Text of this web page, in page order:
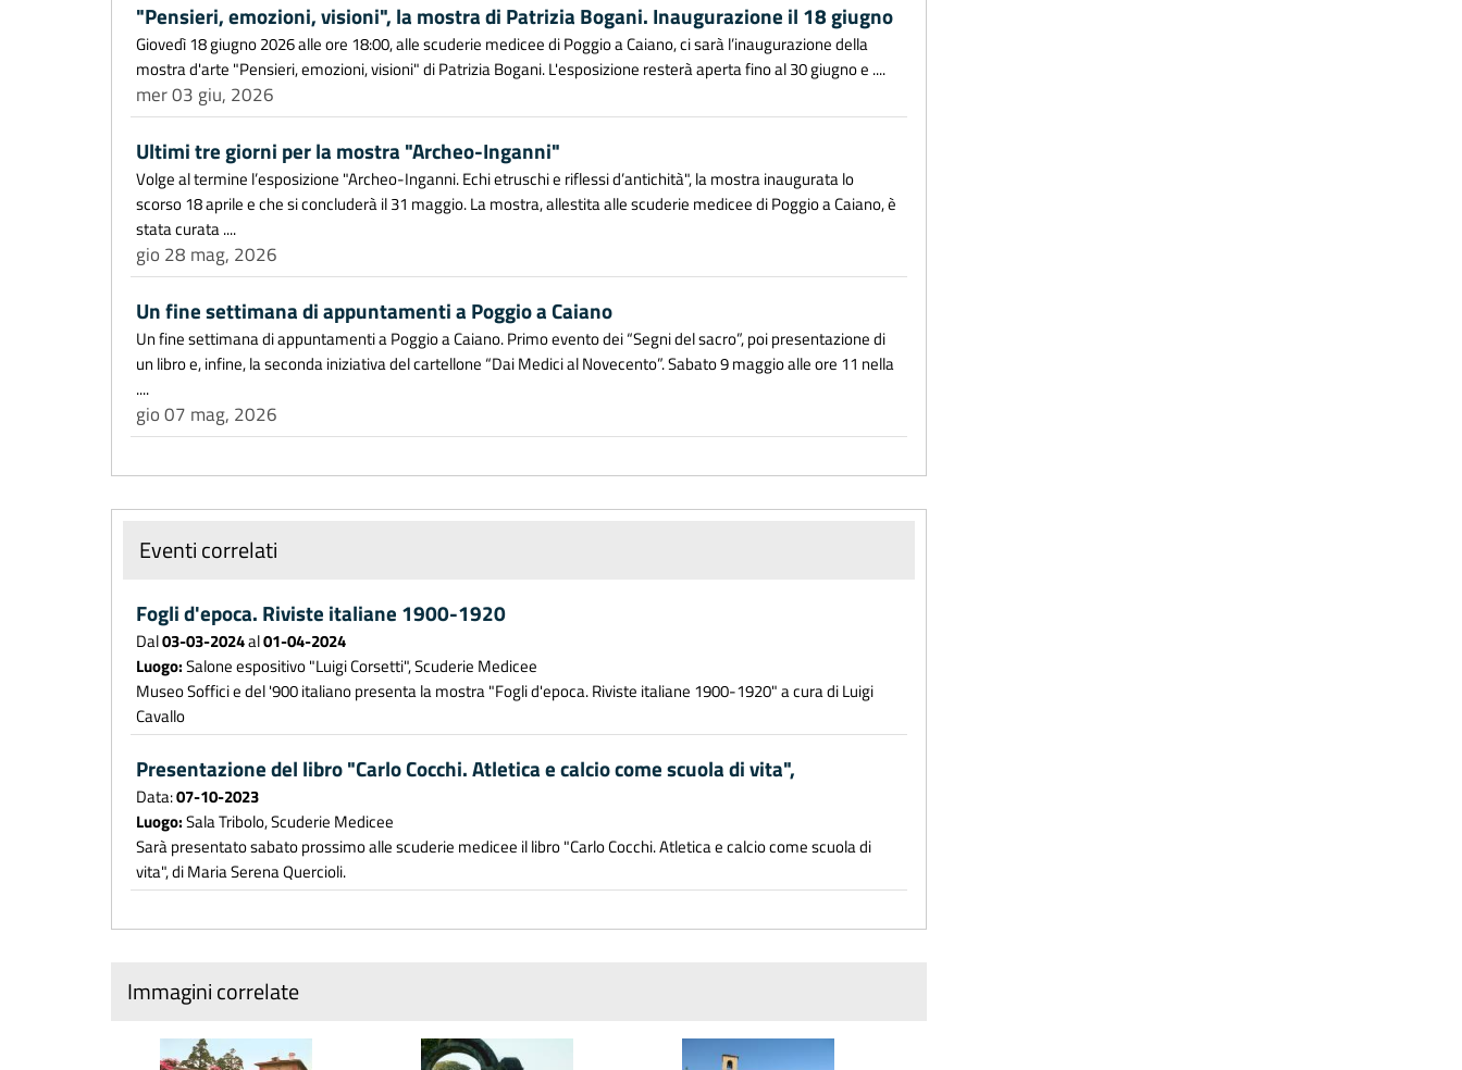
"Pensieri, emozioni, visioni", la mostra di Patrizia Bogani. Inaugurazione il 18 giugno
Giovedì 18 giugno 2026 alle ore 18:00, alle scuderie medicee di Poggio a Caiano, ci sarà l’inaugurazione della
mostra d'arte "Pensieri, emozioni, visioni" di Patrizia Bogani. L'esposizione resterà aperta fino al 30 giugno e ....
mer 03 giu, 2026
Ultimi tre giorni per la mostra "Archeo-Inganni"
Volge al termine l’esposizione "Archeo-Inganni. Echi etruschi e riflessi d’antichità", la mostra inaugurata lo
scorso 18 aprile e che si concluderà il 31 maggio. La mostra, allestita alle scuderie medicee di Poggio a Caiano, è
stata curata ....
gio 28 mag, 2026
Un fine settimana di appuntamenti a Poggio a Caiano
Un fine settimana di appuntamenti a Poggio a Caiano. Primo evento dei “Segni del sacro”, poi presentazione di
un libro e, infine, la seconda iniziativa del cartellone “Dai Medici al Novecento”. Sabato 9 maggio alle ore 11 nella
....
gio 07 mag, 2026
Eventi correlati
Fogli d'epoca. Riviste italiane 1900-1920
Dal03-03-2024al01-04-2024
Luogo:Salone espositivo "Luigi Corsetti", Scuderie Medicee
Museo Soffici e del '900 italiano presenta la mostra "Fogli d'epoca. Riviste italiane 1900-1920" a cura di Luigi
Cavallo
Presentazione del libro "Carlo Cocchi. Atletica e calcio come scuola di vita",
Data:07-10-2023
Luogo:Sala Tribolo, Scuderie Medicee
Sarà presentato sabato prossimo alle scuderie medicee il libro "Carlo Cocchi. Atletica e calcio come scuola di
vita", di Maria Serena Quercioli.
Immagini correlate